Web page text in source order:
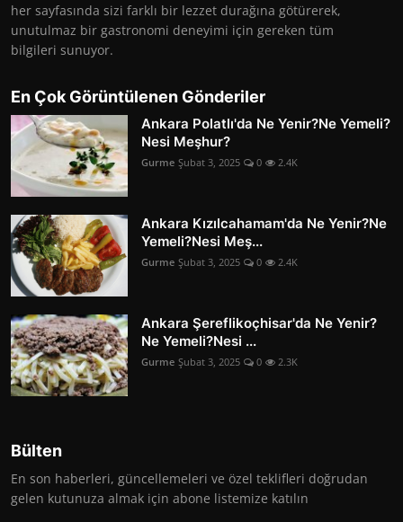
her sayfasında sizi farklı bir lezzet durağına götürerek,
unutulmaz bir gastronomi deneyimi için gereken tüm
bilgileri sunuyor.
En Çok Görüntülenen Gönderiler
Ankara Polatlı'da Ne Yenir?Ne Yemeli?
Nesi Meşhur?
Gurme Şubat 3, 2025 0 2.4K
Ankara Kızılcahamam'da Ne Yenir?Ne
Yemeli?Nesi Meş...
Gurme Şubat 3, 2025 0 2.4K
Ankara Şereflikoçhisar'da Ne Yenir?
Ne Yemeli?Nesi ...
Gurme Şubat 3, 2025 0 2.3K
Bülten
En son haberleri, güncellemeleri ve özel teklifleri doğrudan
gelen kutunuza almak için abone listemize katılın